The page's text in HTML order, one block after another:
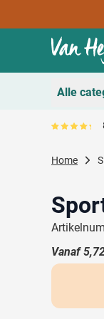
Ga naar de inhoud
Alle
Tassen
Gemiddeld
Home
Vanaf